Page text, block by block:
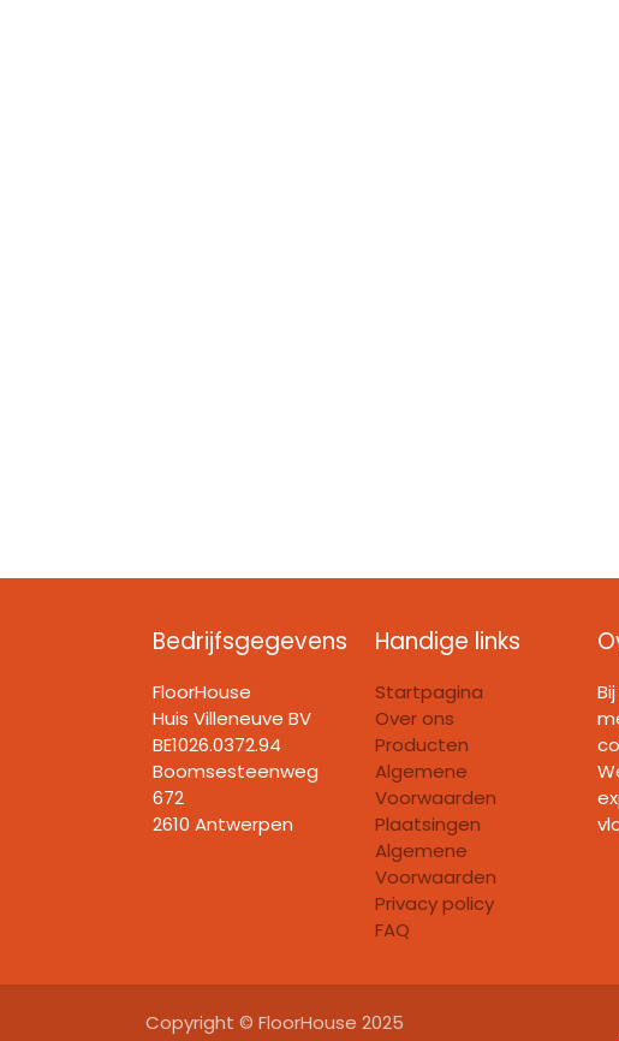
Handige links
Startpagina
Over ons
Producten
Algemene
Voorwaarden
Plaatsingen
Algemene
Voorwaarden
Privacy policy
FAQ
Bedrijfsgegevens
FloorHouse
Huis Villeneuve BV​
BE1026.0372.94
Boomsesteenweg
672
2610 Antwerpen
Copyright © FloorHouse 2025